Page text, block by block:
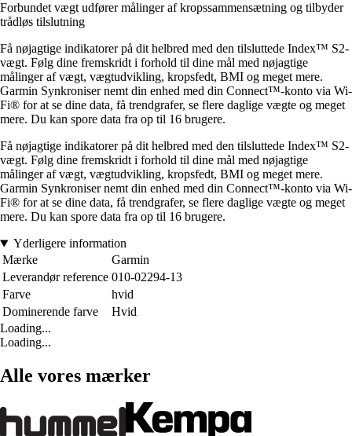
Forbundet vægt udfører målinger af kropssammensætning og tilbyder
trådløs tilslutning
Få nøjagtige indikatorer på dit helbred med den tilsluttede Index™ S2-
vægt. Følg dine fremskridt i forhold til dine mål med nøjagtige
målinger af vægt, vægtudvikling, kropsfedt, BMI og meget mere.
Garmin Synkroniser nemt din enhed med din Connect™-konto via Wi-
Fi® for at se dine data, få trendgrafer, se flere daglige vægte og meget
mere. Du kan spore data fra op til 16 brugere.
Få nøjagtige indikatorer på dit helbred med den tilsluttede Index™ S2-
vægt. Følg dine fremskridt i forhold til dine mål med nøjagtige
målinger af vægt, vægtudvikling, kropsfedt, BMI og meget mere.
Garmin Synkroniser nemt din enhed med din Connect™-konto via Wi-
Fi® for at se dine data, få trendgrafer, se flere daglige vægte og meget
mere. Du kan spore data fra op til 16 brugere.
Yderligere information
Mærke
Garmin
Leverandør reference 010-02294-13
Farve
hvid
Dominerende farve
Hvid
Loading...
Loading...
Alle vores mærker